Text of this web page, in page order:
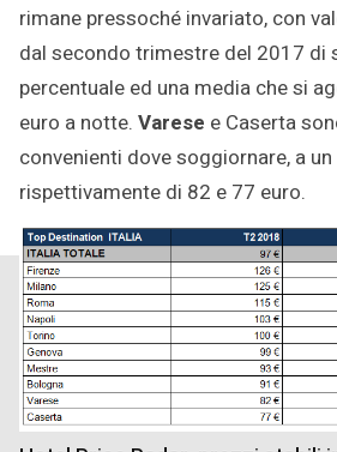
rimane pressoché invariato, con
dal secondo trimestre del 2017 di
percentuale ed una media che si
euro a notte. Varese e Caserta
convenienti dove soggiornare, a
rispettivamente di 82 e 77 euro.